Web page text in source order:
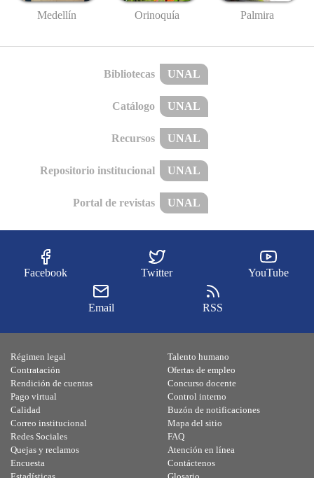
Medellín Orinoquía Palmira
Bibliotecas UNAL
Catálogo UNAL
Recursos UNAL
Repositorio institucional UNAL
Portal de revistas UNAL
Facebook Twitter YouTube
Email RSS
Régimen legal
Contratación
Rendición de cuentas
Pago virtual
Calidad
Talento humano
Ofertas de empleo
Concurso docente
Control interno
Buzón de notificaciones
Correo institucional
Redes Sociales
Quejas y reclamos
Encuesta
Mapa del sitio
FAQ
Atención en línea
Contáctenos